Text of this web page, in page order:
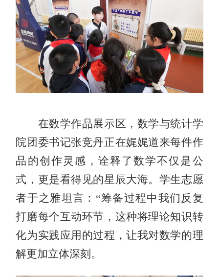
在数学作品展示区，数学与统计学
院团委书记张竞丹正在娓娓道来每件作
品的创作灵感，诠释了数学不仅是公
式，更是看得见的星辰大海。学生志愿
者于之雅坦言：“筹备过程中我们反复
打磨每个互动环节，这种将理论知识转
化为实践应用的过程，让我对数学的理
解更加立体深刻。